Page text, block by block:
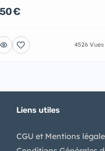
€
4526 Vues
Liens utiles
CGU et Mentions